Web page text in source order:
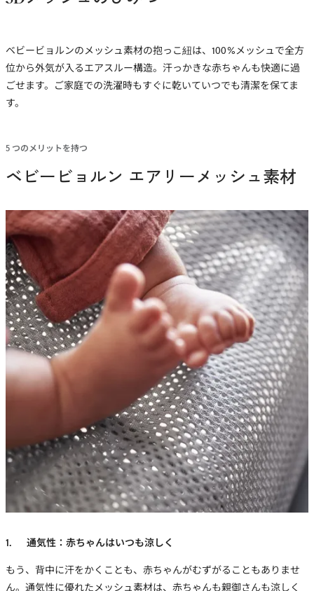
ベビービョルンのメッシュ素材の抱っこ紐は、100%メッシュで全方
位から外気が入るエアスルー構造。汗っかきな赤ちゃんも快適に過
ごせます。ご家庭での洗濯時もすぐに乾いていつでも清潔を保てま
す。
5 つのメリットを持つ
ベビービョルン エアリーメッシュ素材
1. 通気性：赤ちゃんはいつも涼しく
もう、背中に汗をかくことも、赤ちゃんがむずがることもありませ
ん。通気性に優れたメッシュ素材は、赤ちゃんも親御さんも涼しく